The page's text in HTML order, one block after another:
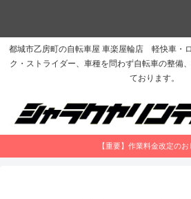
都城市乙房町の自転車屋 車楽屋輪店 軽快車・
ク・ストライダー、車種を問わず自転車の整備
ております。
【重要】作業料金改定のお